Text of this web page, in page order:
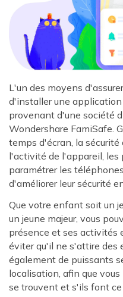
L'un des moyens
d'installer une
provenant d'une société
Wondershare FamiSafe.
temps d'écran, la
l'activité de l'appareil,
paramétrer les
d'améliorer leur sécurité
Que votre enfant soit un
un jeune majeur, vous
présence et ses activités
éviter qu'il ne s'attire des
également de puissants
localisation, afin que
se trouvent et s'ils font